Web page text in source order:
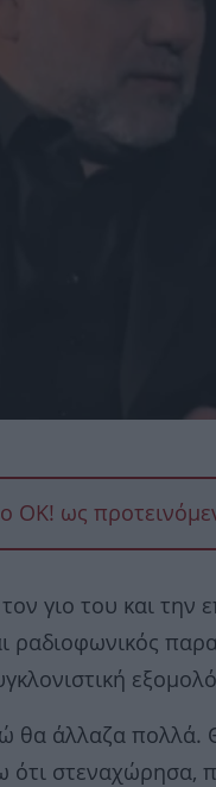
OK! ως
γιο του και την
ραδιοφωνικός
θα άλλαζα
στεναχώρησα,